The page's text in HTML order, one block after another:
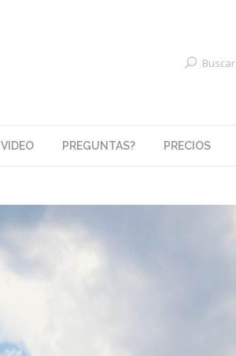
Buscar
VIDEO PREGUNTAS? PRECIOS